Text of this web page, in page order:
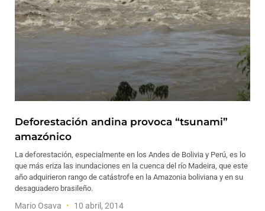
Deforestación andina provoca “tsunami”
amazónico
La deforestación, especialmente en los Andes de Bolivia y Perú, es lo
que más eriza las inundaciones en la cuenca del río Madeira, que este
año adquirieron rango de catástrofe en la Amazonia boliviana y en su
desaguadero brasileño.
Mario Osava 10 abril, 2014